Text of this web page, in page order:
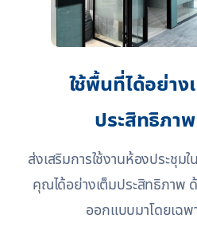
ใช้พื้นที่ได้อย่าง
ประสิทธิภาพ
ส่งเสริมการใช้งานห้องประชุม
คุณได้อย่างเต็มประสิทธิภาพ
ออกแบบมาโดยเฉพ